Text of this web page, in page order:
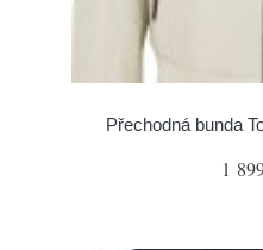
Přechodná bunda
1